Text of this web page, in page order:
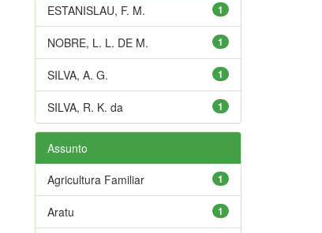
1
ESTANISLAU, F. M.
1
NOBRE, L. L. DE M.
1
SILVA, A. G.
1
SILVA, R. K. da
Assunto
1
Agricultura Familiar
1
Aratu